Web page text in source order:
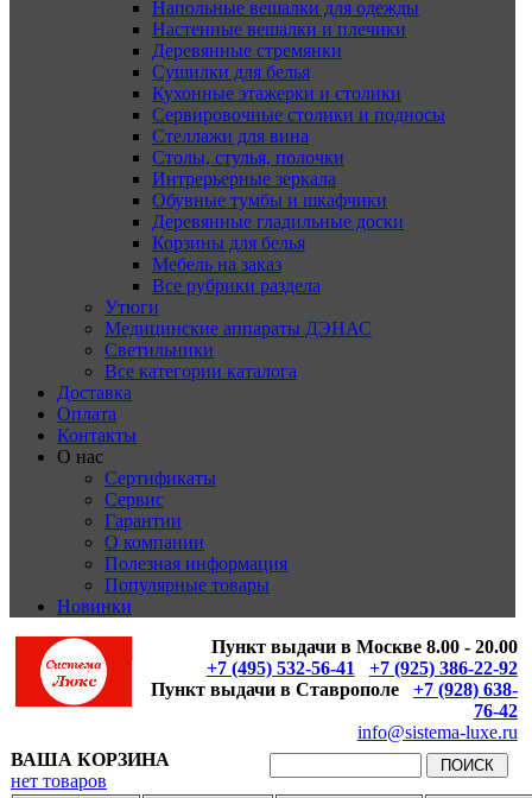
Напольные вешалки для одежды
Настенные вешалки и плечики
Деревянные стремянки
Сушилки для белья
Кухонные этажерки и столики
Сервировочные столики и подносы
Стеллажи для вина
Столы, стулья, полочки
Интрерьерные зеркала
Обувные тумбы и шкафчики
Деревянные гладильные доски
Корзины для белья
Мебель на заказ
Все рубрики раздела
Утюги
Медицинские аппараты ДЭНАС
Светильники
Все категории каталога
Доставка
Оплата
Контакты
О нас
Сертификаты
Сервис
Гарантии
О компании
Полезная информация
Популярные товары
Новинки
Пункт выдачи в Москве 8.00 - 20.00
+7 (495) 532-56-41
+7 (925) 386-22-92
Пункт выдачи в Ставрополе
+7 (928) 638-
76-42
info@sistema-luxe.ru
ВАША КОРЗИНА
нет товаров